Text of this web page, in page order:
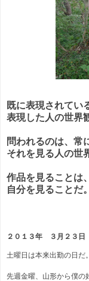
既に表現されてい
表現した人の世界
問われるのは、常
それを見る人の世
作品を見ることは、
自分を見ることだ。
２０１３年 ３月２３日
土曜日は本来出勤の日だ
先週金曜、山形から僕の